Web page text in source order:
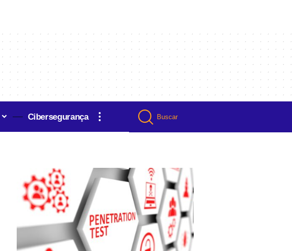
Cibersegurança Buscar